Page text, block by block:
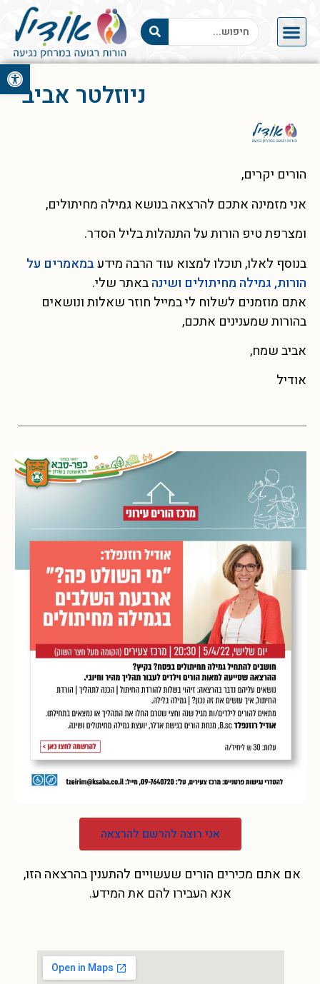
פתח
ניוזלטר אביב
הורים יקרים,
אני מזמינה אתכם להרצאה בנושא גמילה מחיתולים,
ומצרפת טיפ הורות על התנהלות בליל הסדר.
בנוסף לאלו, תוכלו למצוא עוד הרבה מידעבמאמרים על
הורות, גמילה מחיתולים ושינהבאתר שלי.
אתם מוזמנים לשלוח לי במייל חוזר שאלות ונושאים
בהורות שמענינים אתכם,
אביב שמח,
אודיל
אני רוצה להרשם להרצאה
אם אתם מכירים הורים שעשויים להתענין בהרצאה הזו,
אנא העבירו להם את המידע.